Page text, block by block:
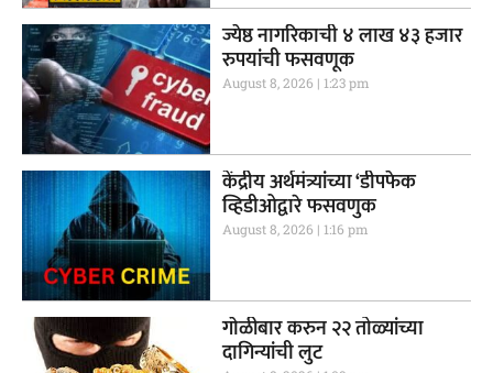
ज्येष्ठ नागरिकाची ४ लाख ४३ हजार
रुपयांची फसवणूक
August 8, 2026 1:23 pm
केंद्रीय अर्थमंत्र्यांच्या ‘डीपफेक
व्हिडीओद्वारे फसवणुक
August 8, 2026 1:16 pm
गाेळीबार करुन २२ तोळ्यांच्या
दागिन्यांची लुट